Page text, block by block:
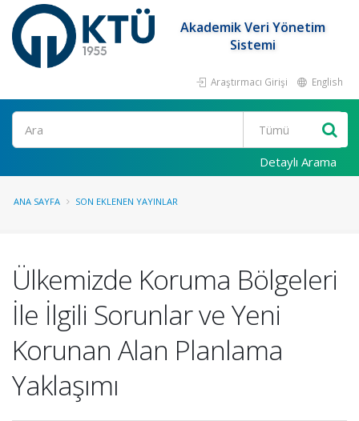
Akademik Veri Yönetim
Sistemi
Araştırmacı Girişi English
Ara
Detaylı Arama
ANA SAYFA SON EKLENEN YAYINLAR
Ülkemizde Koruma Bölgeleri
İle İlgili Sorunlar ve Yeni
Korunan Alan Planlama
Yaklaşımı